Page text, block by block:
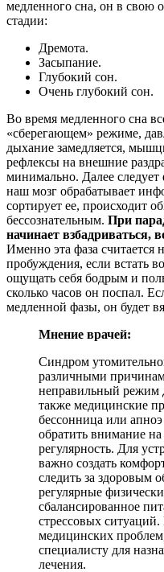
медленного сна, он в свою
стадии:
Дремота.
Засыпание.
Глубокий сон.
Очень глубокий сон.
Во время медленного сна
«сберегающем» режиме,
дыхание замедляется,
рефлексы на внешние
минимально. Далее следует
наш мозг обрабатывает
сортирует ее, происходит
бессознательным. При
начинает взбадриваться,
Именно эта фаза считается
пробуждения, если встать
ощущать себя бодрым и
сколько часов он поспал.
медленной фазы, он будет
Мнение врачей:
Синдром
различными
неправильный режим
также медицинские
бессонница или
обратить внимание на
регулярность. Для
важно создать
следить за здоровым
регулярные
сбалансированное
стрессовых
медицинских
специалисту для
лечения.